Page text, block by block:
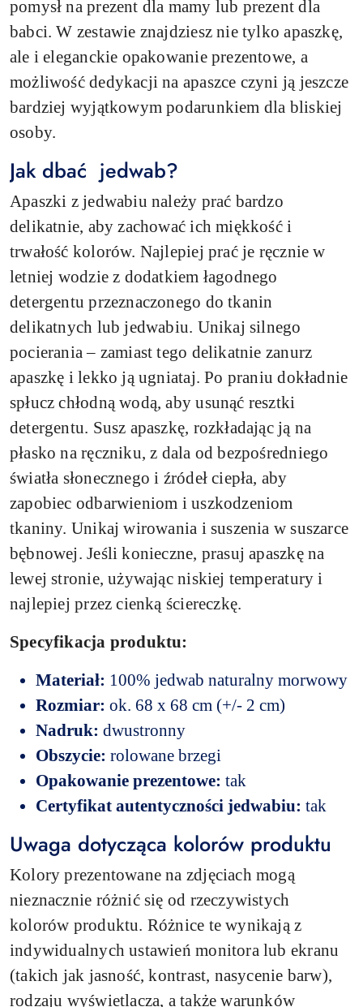
pomysł na prezent dla mamy lub prezent dla
babci. W zestawie znajdziesz nie tylko apaszkę,
ale i eleganckie opakowanie prezentowe, a
możliwość dedykacji na apaszce czyni ją jeszcze
bardziej wyjątkowym podarunkiem dla bliskiej
osoby.
Jak dbać jedwab?
Apaszki z jedwabiu należy prać bardzo
delikatnie, aby zachować ich miękkość i
trwałość kolorów. Najlepiej prać je ręcznie w
letniej wodzie z dodatkiem łagodnego
detergentu przeznaczonego do tkanin
delikatnych lub jedwabiu. Unikaj silnego
pocierania – zamiast tego delikatnie zanurz
apaszkę i lekko ją ugniataj. Po praniu dokładnie
spłucz chłodną wodą, aby usunąć resztki
detergentu. Susz apaszkę, rozkładając ją na
płasko na ręczniku, z dala od bezpośredniego
światła słonecznego i źródeł ciepła, aby
zapobiec odbarwieniom i uszkodzeniom
tkaniny. Unikaj wirowania i suszenia w suszarce
bębnowej. Jeśli konieczne, prasuj apaszkę na
lewej stronie, używając niskiej temperatury i
najlepiej przez cienką ściereczkę.
Specyfikacja produktu:
Materiał: 100% jedwab naturalny morwowy
Rozmiar: ok. 68 x 68 cm (+/- 2 cm)
Nadruk: dwustronny
Obszycie: rolowane brzegi
Opakowanie prezentowe: tak
Certyfikat autentyczności jedwabiu: tak
Uwaga dotycząca kolorów produktu
Kolory prezentowane na zdjęciach mogą
nieznacznie różnić się od rzeczywistych
kolorów produktu. Różnice te wynikają z
indywidualnych ustawień monitora lub ekranu
(takich jak jasność, kontrast, nasycenie barw),
rodzaju wyświetlacza, a także warunków